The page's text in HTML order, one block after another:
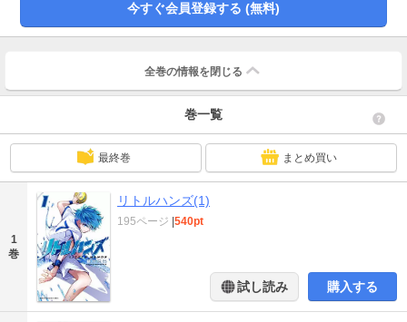
今すぐ会員登録する (無料)
全巻の情報を 閉じる
巻一覧
最終巻 まとめ買い
1
巻
リトルハンズ(1)
195ページ 540pt
試し読み 購入する